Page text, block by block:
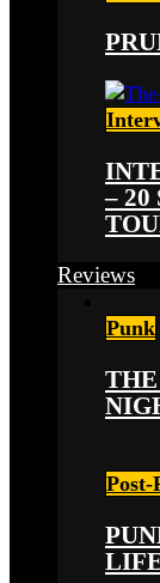
– 20
Reviews
Punk
Post-